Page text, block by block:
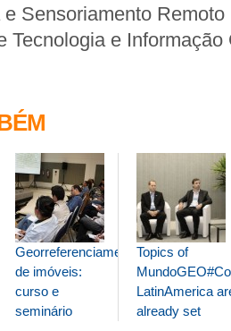
e Sensoriamento
Tecnologia e Informação
Georreferenciamento
de imóveis:
curso e
seminário
Topics of
LatinAmerica
already set